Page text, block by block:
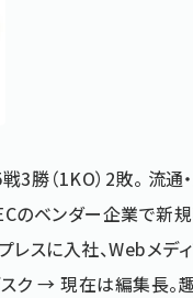
3勝（1KO）2敗。 流通
のベンダー企業で新
レスに入社、Webメデ
ク → 現在は編集長。